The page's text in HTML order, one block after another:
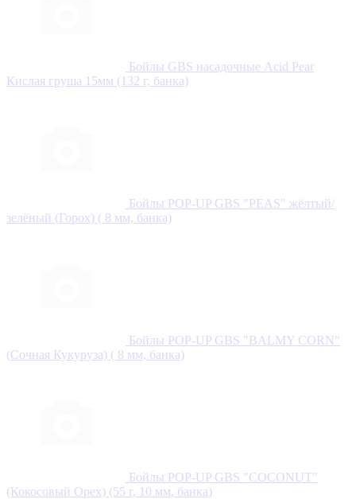
Бойлы GBS насадочные Acid Pear
Кислая груша 15мм (132 г, банка)
Бойлы POP-UP GBS "PEAS" жёлтый/
зелёный (Горох) ( 8 мм, банка)
Бойлы POP-UP GBS "BALMY CORN"
(Сочная Кукуруза) ( 8 мм, банка)
Бойлы POP-UP GBS "COCONUT"
(Кокосовый Орех) (55 г, 10 мм, банка)